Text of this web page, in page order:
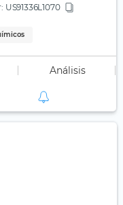
US91336L1070
Análisis